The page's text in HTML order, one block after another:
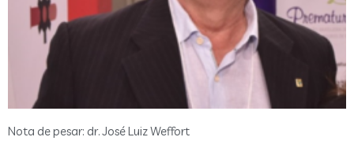
Nota de pesar: dr. José Luiz Weffort